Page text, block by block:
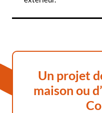
Un projet
maison ou